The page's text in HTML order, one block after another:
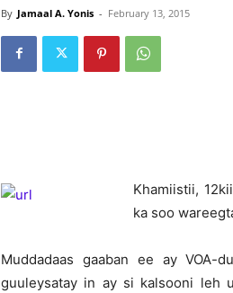
By Jamaal A. Yonis - February 13, 2015
Khamiistii,
ka soo
Muddadaas gaaban ee ay VOA-
guuleysatay in ay si kalsooni leh